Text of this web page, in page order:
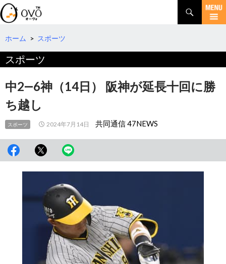
検
索
コ
テ
へ
動
ホーム > スポーツ
スポーツ
中2―6神（14日） 阪神が延長十回に勝
ち越し
スポーツ 2024年7月14日 共同通信 47NEWS